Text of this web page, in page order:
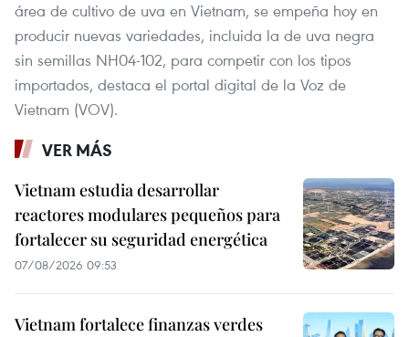
área de cultivo de uva en Vietnam, se empeña hoy en
producir nuevas variedades, incluida la de uva negra
sin semillas NH04-102, para competir con los tipos
importados, destaca el portal digital de la Voz de
Vietnam (VOV).
VER MÁS
Vietnam estudia desarrollar
reactores modulares pequeños para
fortalecer su seguridad energética
07/08/2026 09:53
Vietnam fortalece finanzas verdes